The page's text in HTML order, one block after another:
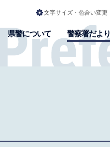
文字サイズ・色合い変更
県警について 警察署だより